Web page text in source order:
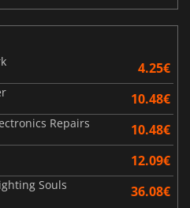
4.25€
10.48€
Repairs 10.48€
12.09€
Souls 36.08€